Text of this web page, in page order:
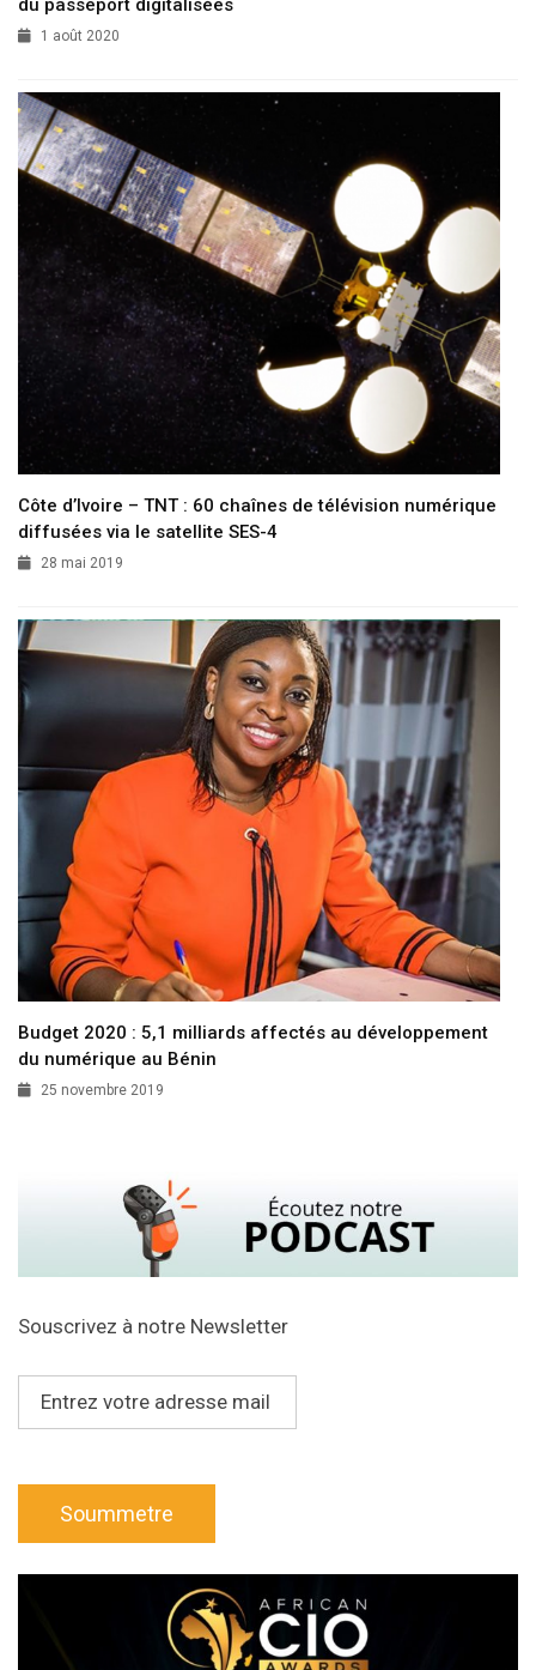
du passeport digitalisées
1 août 2020
Côte d’Ivoire – TNT : 60 chaînes de télévision numérique
diffusées via le satellite SES-4
28 mai 2019
Budget 2020 : 5,1 milliards affectés au développement
du numérique au Bénin
25 novembre 2019
Souscrivez à notre Newsletter